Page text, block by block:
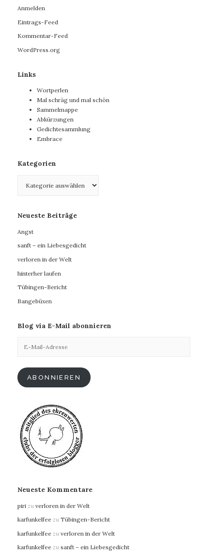
Anmelden
Eintrags-Feed
Kommentar-Feed
WordPress.org
Links
Wortperlen
Mal schräg und mal schön
Sammelmappe
Abkürzungen
Gedichtesammlung
Embrace
Kategorien
Neueste Beiträge
Angst
sanft – ein Liebesgedicht
verloren in der Welt
hinterher laufen
Tübingen-Bericht
Bangebüxen
Blog via E-Mail abonnieren
Mail-
ABONNIEREN
Neueste Kommentare
piri zu verloren in der Welt
karfunkelfee zu Tübingen-Bericht
karfunkelfee zu verloren in der Welt
karfunkelfee zu sanft – ein Liebesgedicht